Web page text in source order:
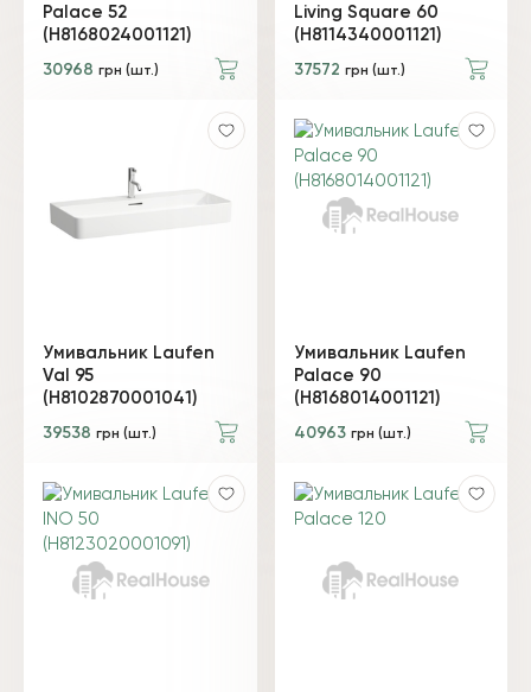
Palace 52
(H8168024001121)
30968 грн (шт.)
Living Square 60
(H8114340001121)
37572 грн (шт.)
Умивальник Laufen
Val 95
(H8102870001041)
39538 грн (шт.)
Умивальник Laufen
Palace 90
(H8168014001121)
40963 грн (шт.)